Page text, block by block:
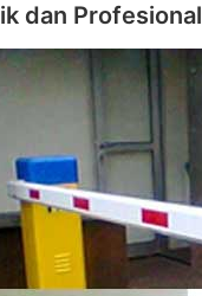
dan Profesional